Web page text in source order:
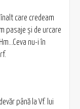
care credeam
pasaje şi de urcare
nu-i în
până la Vf. lui